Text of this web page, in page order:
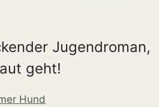
Jugendroman,
geht!
Hund